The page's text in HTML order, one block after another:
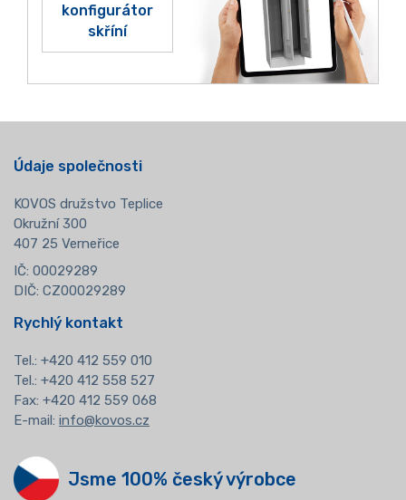
konfigurátor
skříní
Údaje společnosti
KOVOS družstvo Teplice
Okružní 300
407 25 Verneřice
IČ: 00029289
DIČ: CZ00029289
Rychlý kontakt
Tel.: +420 412 559 010
Tel.: +420 412 558 527
Fax: +420 412 559 068
E-mail: info@kovos.cz
Jsme 100% český výrobce